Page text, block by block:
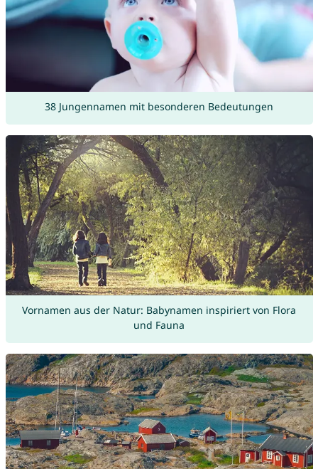
38 Jungennamen mit besonderen Bedeutungen
Vornamen aus der Natur: Babynamen inspiriert von Flora
und Fauna